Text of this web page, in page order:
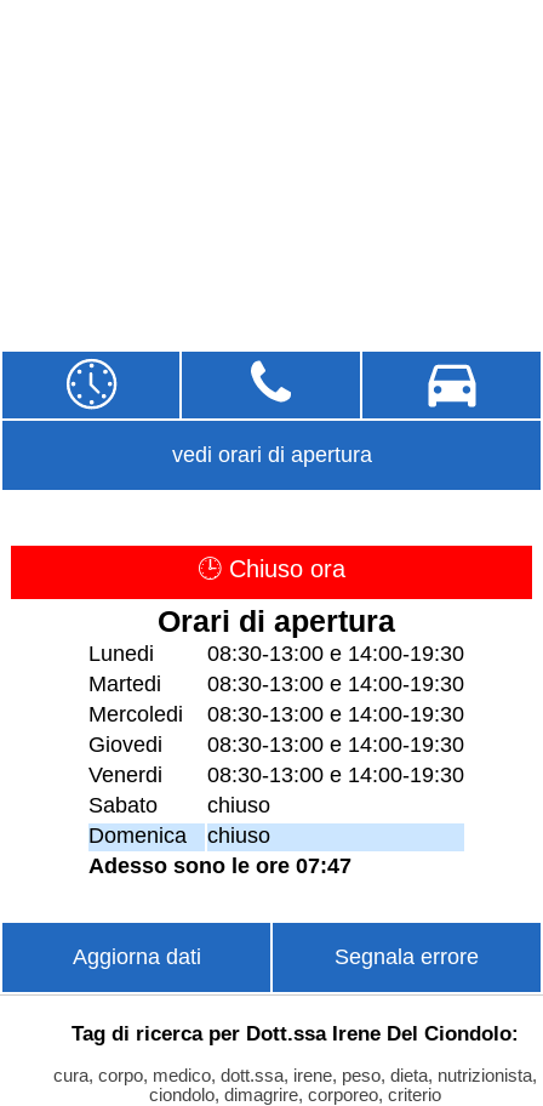
vedi orari di apertura
🕒 Chiuso ora
Orari di apertura
Lunedi
08:30-13:00 e 14:00-19:30
Martedi
08:30-13:00 e 14:00-19:30
Mercoledi
08:30-13:00 e 14:00-19:30
Giovedi
08:30-13:00 e 14:00-19:30
Venerdi
08:30-13:00 e 14:00-19:30
Sabato
chiuso
Domenica
chiuso
Adesso sono le ore 07:47
Aggiorna dati Segnala errore
Tag di ricerca per Dott.ssa Irene Del Ciondolo:
cura, corpo, medico, dott.ssa, irene, peso, dieta, nutrizionista,
ciondolo, dimagrire, corporeo, criterio